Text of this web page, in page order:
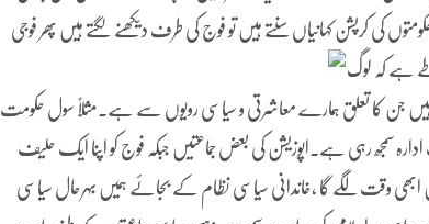
کی کرپشن کہانیاں سنتے ہیں تو فوج کی طرف دیکھنے لگتے ہیں پھر فوجی
ہے کہ لوگ
ہیں جن کا تعلق ہمارے معاشرتی و سیاسی رویوں سے ہے۔مثلاً سول حکومت
سمجھ رہی ہے۔اپوزیشن کی بعض جماعتیں جبکہ فوج کو اپنا ایک حلیف
ابھی وقت لگے گا ،خاندانی سیاسی نظام کے بجائے ہمیں بہرحال سیاسی